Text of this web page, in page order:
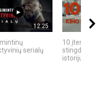
12:25
serialų
10 įtemptų,
stingdančių
istorijų